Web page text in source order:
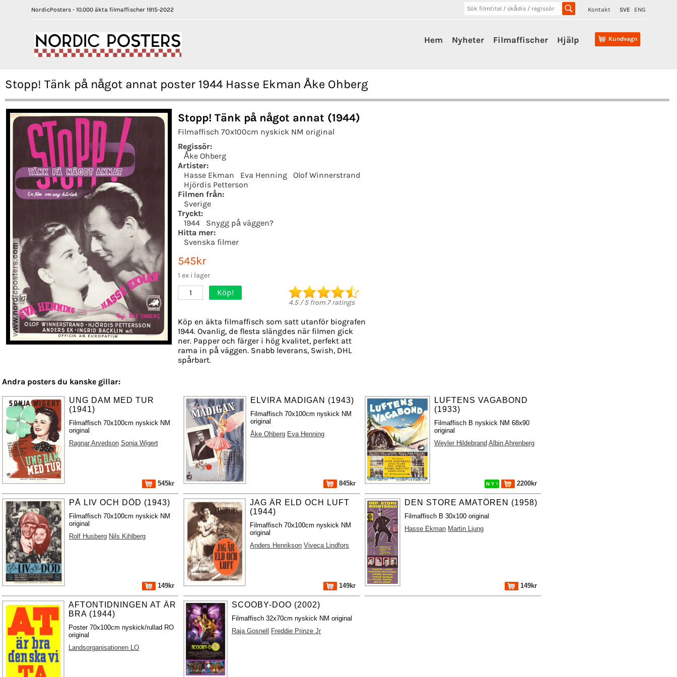
NordicPosters - 10.000 äkta filmaffischer 1915-2022 Kontakt SVE ENG
Kundvagn
Hem Nyheter Filmaffischer Hjälp
Stopp! Tänk på något annat poster 1944 Hasse Ekman Åke Ohberg
Stopp! Tänk på något annat (1944)
Filmaffisch 70x100cm nyskick NM original
Regissör:
Åke Ohberg
Artister:
Hasse Ekman
Eva Henning
Olof Winnerstrand
Hjördis Petterson
Filmen från:
Sverige
Tryckt:
1944
Snygg på väggen?
Hitta mer:
Svenska filmer
545kr
1 ex i lager
1 Köp!
4.5/5from 7ratings
Köp en äkta filmaffisch som satt utanför biografen
1944. Ovanlig, de flesta slängdes när filmen gick
ner. Papper och färger i hög kvalitet, perfekt att
rama in på väggen. Snabb leverans, Swish, DHL
spårbart.
Andra posters du kanske gillar:
UNG DAM MED TUR
(1941)
Filmaffisch 70x100cm nyskick NM
original
Ragnar Arvedson Sonja Wigert
545kr
ELVIRA MADIGAN (1943)
Filmaffisch 70x100cm nyskick NM
original
Åke Ohberg Eva Henning
845kr
LUFTENS VAGABOND
(1933)
Filmaffisch B nyskick NM 68x90
original
Weyler Hildebrand Albin Ahrenberg
N Y ! 2200kr
PÅ LIV OCH DÖD (1943)
Filmaffisch 70x100cm nyskick NM
original
Rolf Husberg Nils Kihlberg
149kr
JAG ÄR ELD OCH LUFT
(1944)
Filmaffisch 70x100cm nyskick NM
original
Anders Henrikson Viveca Lindfors
149kr
DEN STORE AMATÖREN (1958)
Filmaffisch B 30x100 original
Hasse Ekman Martin Ljung
149kr
AFTONTIDNINGEN AT ÄR
BRA (1944)
Poster 70x100cm nyskick/rullad RO
original
Landsorganisationen LO
SCOOBY-DOO (2002)
Filmaffisch 32x70cm nyskick NM original
Raja Gosnell Freddie Prinze Jr